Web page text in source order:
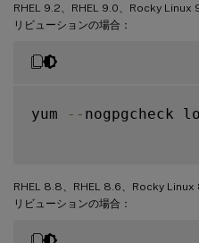
RHEL 9.2、RHEL 9.0、Rocky Linux
リビューションの場合：
yum -- nogpgcheck
RHEL 8.8、RHEL 8.6、Rocky
リビューションの場合：